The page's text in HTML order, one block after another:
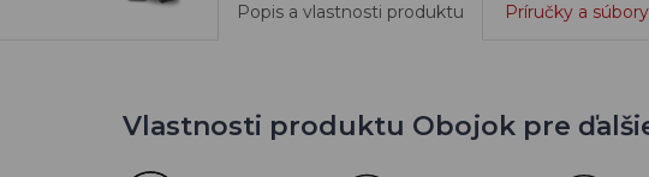
Popis a vlastnosti produktu Príručky a
Vlastnosti produktu Obojok pre